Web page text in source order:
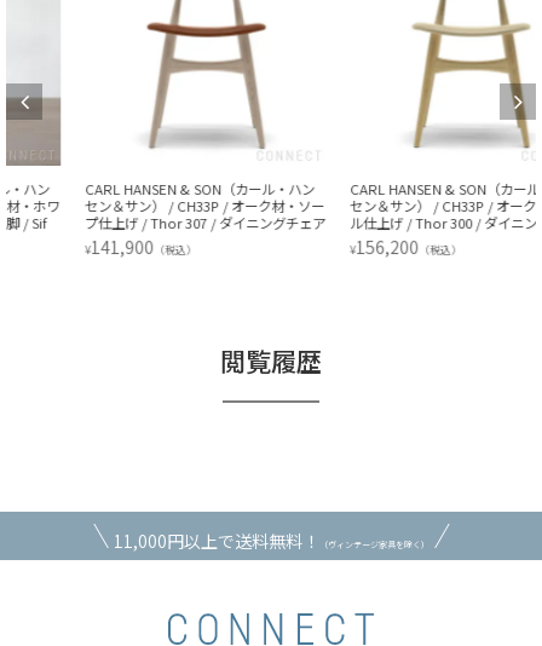
CARL HANSEN & SON（カール・ハン
セン＆サン） / CH33P / オーク材・ソー
プ仕上げ / Thor 307 / ダイニングチェア
141,900（税込）
CARL HANSEN & SON（カール・ハン
セン＆サン） / CH33P / オーク材・オイ
ル仕上げ / Thor 300 / ダイニングチェア
156,200（税込）
閲覧履歴
11,000円以上で送料無料！ （ヴィンテージ家具を除く）